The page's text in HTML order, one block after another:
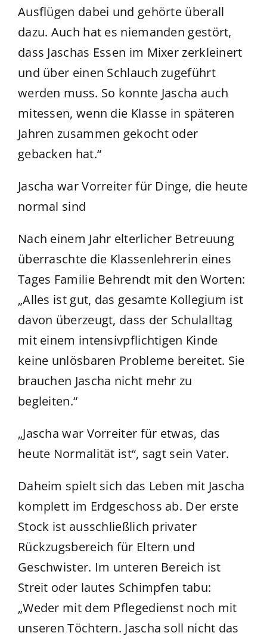
Ausflügen dabei und gehörte überall
dazu. Auch hat es niemanden gestört,
dass Jaschas Essen im Mixer zerkleinert
und über einen Schlauch zugeführt
werden muss. So konnte Jascha auch
mitessen, wenn die Klasse in späteren
Jahren zusammen gekocht oder
gebacken hat.“
Jascha war Vorreiter für Dinge, die heute
normal sind
Nach einem Jahr elterlicher Betreuung
überraschte die Klassenlehrerin eines
Tages Familie Behrendt mit den Worten:
„Alles ist gut, das gesamte Kollegium ist
davon überzeugt, dass der Schulalltag
mit einem intensivpflichtigen Kinde
keine unlösbaren Probleme bereitet. Sie
brauchen Jascha nicht mehr zu
begleiten.“
„Jascha war Vorreiter für etwas, das
heute Normalität ist“, sagt sein Vater.
Daheim spielt sich das Leben mit Jascha
komplett im Erdgeschoss ab. Der erste
Stock ist ausschließlich privater
Rückzugsbereich für Eltern und
Geschwister. Im unteren Bereich ist
Streit oder lautes Schimpfen tabu:
„Weder mit dem Pflegedienst noch mit
unseren Töchtern. Jascha soll nicht das